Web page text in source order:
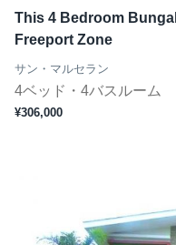
This 4 Bedroom
Freeport Zone
サン・マルセラン
4ベッド・4バスルーム
¥306,000